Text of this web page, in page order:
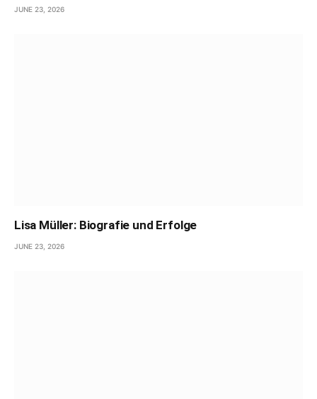
JUNE 23, 2026
Lisa Müller: Biografie und Erfolge
JUNE 23, 2026